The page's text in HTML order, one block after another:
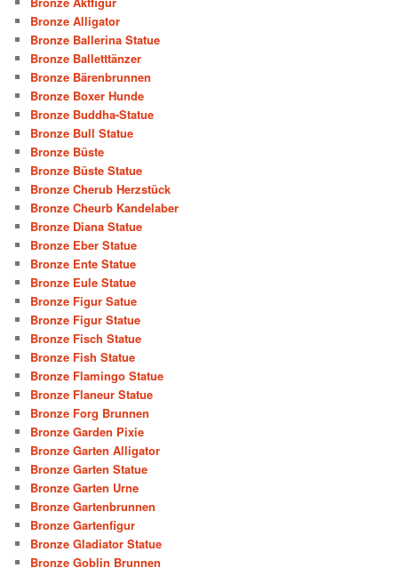
Bronze Alligator
Bronze Ballerina Statue
Bronze Balletttänzer
Bronze Bärenbrunnen
Bronze Boxer Hunde
Bronze Buddha-Statue
Bronze Bull Statue
Bronze Büste
Bronze Büste Statue
Bronze Cherub Herzstück
Bronze Cheurb Kandelaber
Bronze Diana Statue
Bronze Eber Statue
Bronze Ente Statue
Bronze Eule Statue
Bronze Figur Satue
Bronze Figur Statue
Bronze Fisch Statue
Bronze Fish Statue
Bronze Flamingo Statue
Bronze Flaneur Statue
Bronze Forg Brunnen
Bronze Garden Pixie
Bronze Garten Alligator
Bronze Garten Statue
Bronze Garten Urne
Bronze Gartenbrunnen
Bronze Gartenfigur
Bronze Gladiator Statue
Bronze Goblin Brunnen